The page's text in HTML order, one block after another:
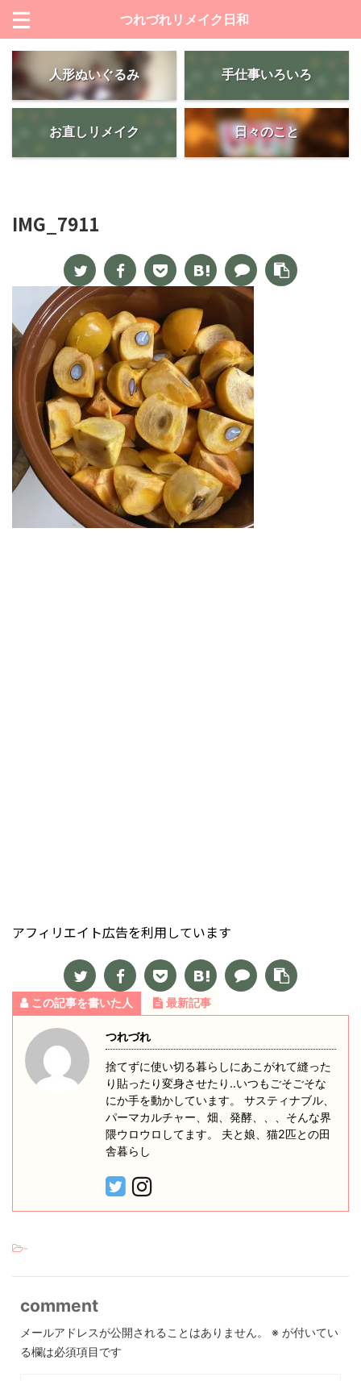
つれづれリメイク日和
人形ぬいぐるみ 手仕事いろいろ
お直しリメイク 日々のこと
IMG_7911
アフィリエイト広告を利用しています
この記事を書いた人 最新記事
つれづれ
捨てずに使い切る暮らしにあこがれて縫った
り貼ったり変身させたり‥いつもごそごそな
にか手を動かしています。 サスティナブル、
パーマカルチャー、畑、発酵、、、そんな界
隈ウロウロしてます。 夫と娘、猫2匹との田
舎暮らし
-
comment
メールアドレスが公開されることはありません。 ※ が付いてい
る欄は必須項目です